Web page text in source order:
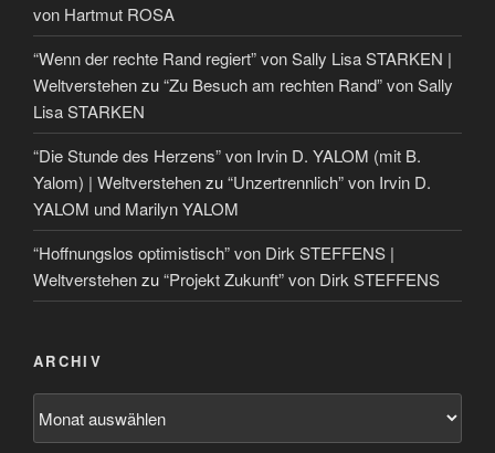
von Hartmut ROSA
“Wenn der rechte Rand regiert” von Sally Lisa STARKEN |
Weltverstehenzu“Zu Besuch am rechten Rand” von Sally
Lisa STARKEN
“Die Stunde des Herzens” von Irvin D. YALOM (mit B.
Yalom) | Weltverstehenzu“Unzertrennlich” von Irvin D.
YALOM und Marilyn YALOM
“Hoffnungslos optimistisch” von Dirk STEFFENS |
Weltverstehenzu“Projekt Zukunft” von Dirk STEFFENS
ARCHIV